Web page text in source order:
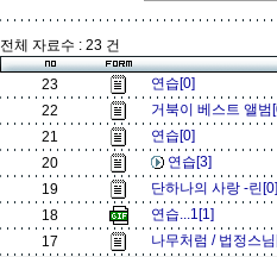
흐름이
인간 또한
이 세상에서 멈추
멈춤과 고정됨
전체 자료수 : 23 건
23
연습[0]
22
거북이 베스트 앨
21
연습[0]
20
연습[3]
19
단하나의 사랑 -린
18
연습...1[1]
17
나무처럼 / 법정스